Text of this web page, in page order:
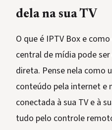
dela na sua TV
O que é IPTV Box e
central de mídia pode
direta. Pense nela como
conteúdo pela internet e
conectada à sua TV e à
tudo pelo controle